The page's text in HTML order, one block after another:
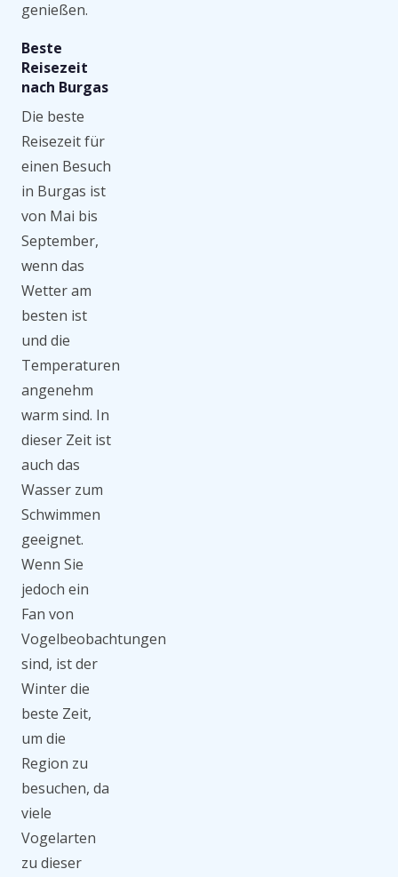
genießen.
Beste
Reisezeit
nach Burgas
Die beste
Reisezeit für
einen Besuch
in Burgas ist
von Mai bis
September,
wenn das
Wetter am
besten ist
und die
Temperaturen
angenehm
warm sind. In
dieser Zeit ist
auch das
Wasser zum
Schwimmen
geeignet.
Wenn Sie
jedoch ein
Fan von
Vogelbeobachtungen
sind, ist der
Winter die
beste Zeit,
um die
Region zu
besuchen, da
viele
Vogelarten
zu dieser